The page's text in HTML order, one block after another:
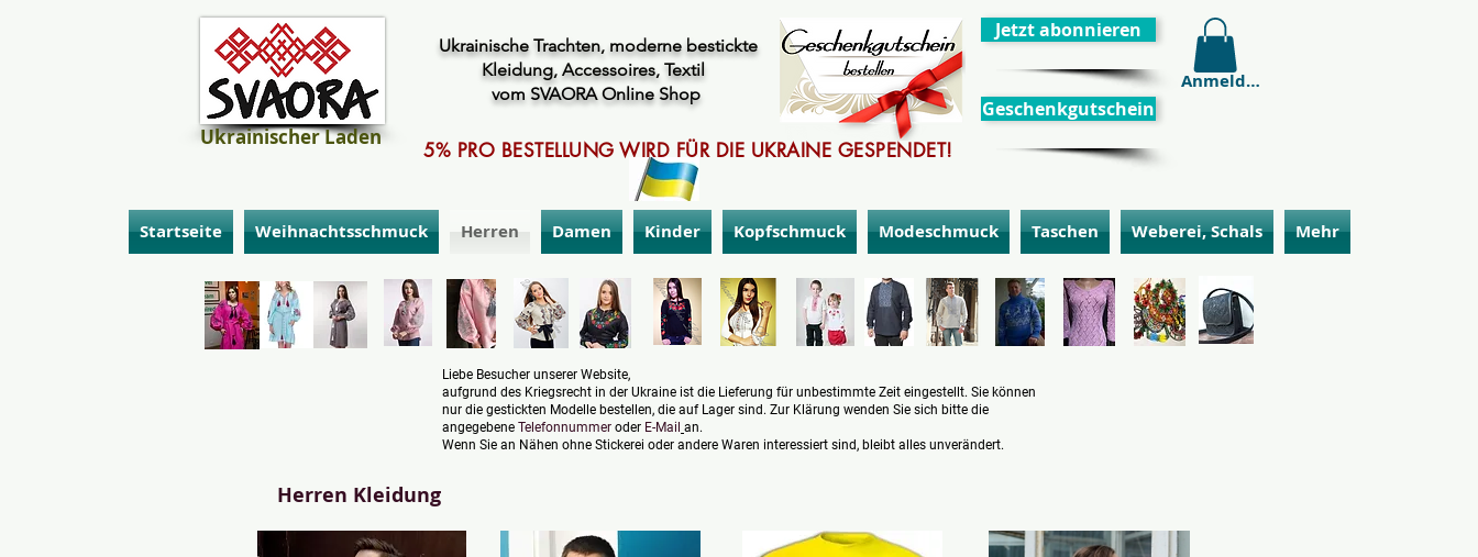
Ukrainische Trachten, moderne bestickte
Kleidung, Accessoires, Textil
vom SVAORA Online Shop
Jetzt abonnieren
Geschenkgutschein
5% PRO BESTELLUNG WIRD FÜR DIE UKRAINE GESPENDET!
Ukrainischer Laden
Anmelden
Startseite Weihnachtsschmuck Herren Damen Kinder Kopfschmuck Modeschmuck Taschen Weberei, Schals Mehr
Liebe Besucher unserer Website,
aufgrund des Kriegsrecht in der Ukraine ist die Lieferung für unbestimmte Zeit eingestellt. Sie können
nur die gestickten Modelle bestellen, die auf Lager sind. Zur Klärung wenden Sie sich bitte die
angegebene Telefonnummer oder E-Mail an.
Wenn Sie an Nähen ohne Stickerei oder andere Waren interessiert sind, bleibt alles unverändert.
Herren Kleidung